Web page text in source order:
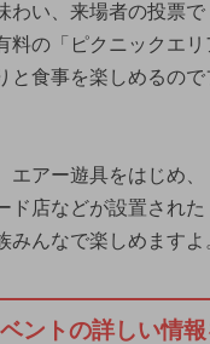
わい、来場者の投票で
料の「ピクニックエ
と食事を楽しめるの
エアー遊具をはじめ、
ド店などが設置された
みんなで楽しめますよ
ントの詳しい情